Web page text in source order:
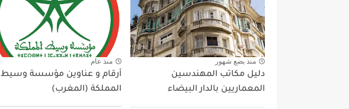
منذ بضع شهور
دليل مكاتب المهندسين
المعماريين بالدار البيضاء
منذ عام
أرقام و عناوين مؤسسة وسيط
المملكة (المغرب)